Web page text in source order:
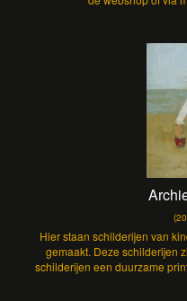
Hier staan schilderijen van
gemaakt. Deze schilderijen
schilderijen een duurzame